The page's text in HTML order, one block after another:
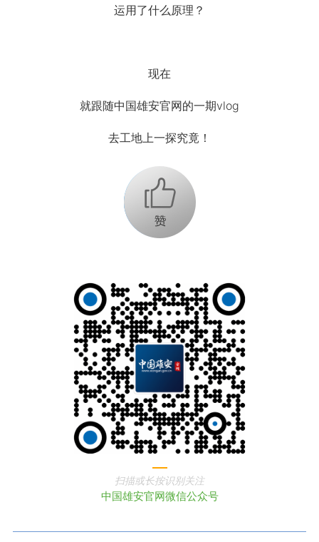
运用了什么原理？
现在
就跟随中国雄安官网的一期vlog
去工地上一探究竟！
+1
扫描或长按识别关注
中国雄安官网微信公众号